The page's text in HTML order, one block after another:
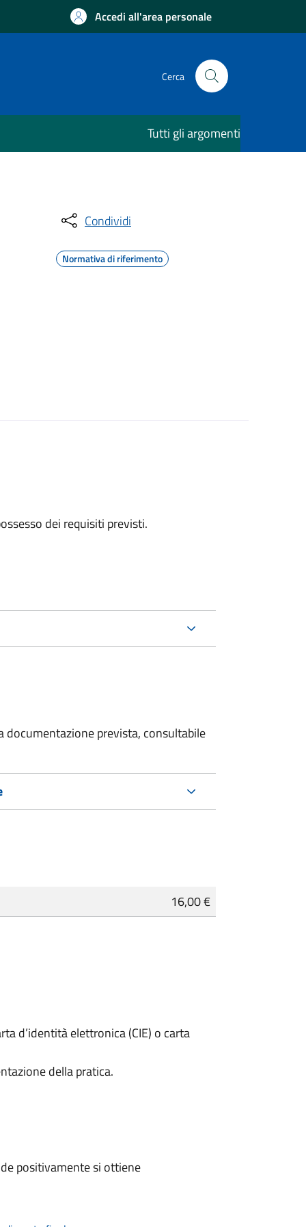
Accedi all'area personale
Cerca
Tutti gli argomenti
Condividi
Normativa di riferimento
dei requisiti previsti.
prevista, consultabile
16,00 €
d’identità elettronica (CIE) o carta
della pratica.
positivamente si ottiene